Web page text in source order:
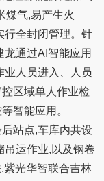
煤气,易产生火
行全封闭管理。针
通过AI智能应用
业人员进入、人员
区域单人作业检
智能应用。
站点,车库内共设
吊运作业,以及钢卷
紫光华智联合吉林